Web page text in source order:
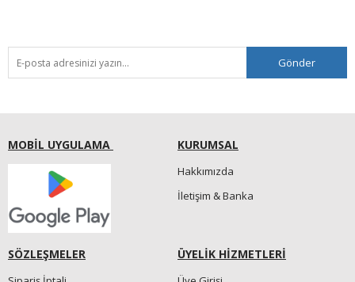
Gönder
MOBİL UYGULAMA KURUMSAL
Hakkımızda
İletişim & Banka
SÖZLEŞMELER ÜYELİK HİZMETLERİ